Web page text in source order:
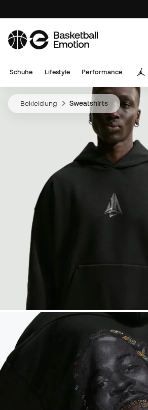
Schuhe Lifestyle Performance
Bekleidung Sweatshirts